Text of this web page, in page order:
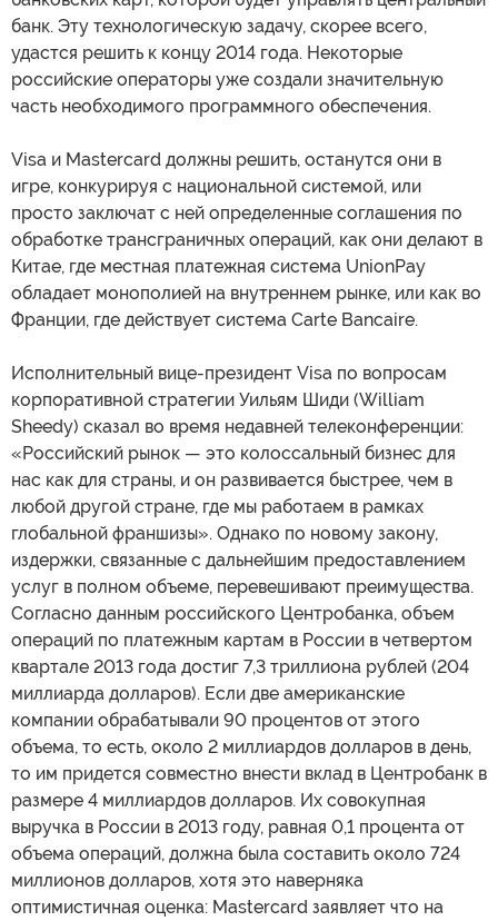
банк. Эту технологическую задачу, скорее всего,
удастся решить к концу 2014 года. Некоторые
российские операторы уже создали значительную
часть необходимого программного обеспечения.
Visa и Mastercard должны решить, останутся они в
игре, конкурируя с национальной системой, или
просто заключат с ней определенные соглашения по
обработке трансграничных операций, как они делают в
Китае, где местная платежная система UnionPay
обладает монополией на внутреннем рынке, или как во
Франции, где действует система Carte Bancaire.
Исполнительный вице-президент Visa по вопросам
корпоративной стратегии Уильям Шиди (William
Sheedy) сказал во время недавней телеконференции:
«Российский рынок — это колоссальный бизнес для
нас как для страны, и он развивается быстрее, чем в
любой другой стране, где мы работаем в рамках
глобальной франшизы». Однако по новому закону,
издержки, связанные с дальнейшим предоставлением
услуг в полном объеме, перевешивают преимущества.
Согласно данным российского Центробанка, объем
операций по платежным картам в России в четвертом
квартале 2013 года достиг 7,3 триллиона рублей (204
миллиарда долларов). Если две американские
компании обрабатывали 90 процентов от этого
объема, то есть, около 2 миллиардов долларов в день,
то им придется совместно внести вклад в Центробанк в
размере 4 миллиардов долларов. Их совокупная
выручка в России в 2013 году, равная 0,1 процента от
объема операций, должна была составить около 724
миллионов долларов, хотя это наверняка
оптимистичная оценка: Mastercard заявляет что на